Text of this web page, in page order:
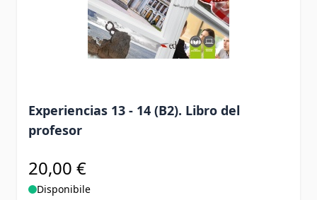
Experiencias 13 - 14 (B2). Libro del
profesor
20,00 €
Disponibile